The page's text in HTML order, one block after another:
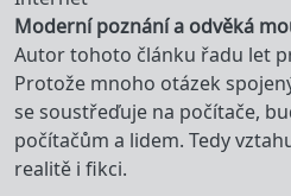
Moderní poznání a odvěká
Autor tohoto článku řadu let
Protože mnoho otázek
se soustřeďuje na počítače,
počítačům a lidem. Tedy
realitě i fikci.